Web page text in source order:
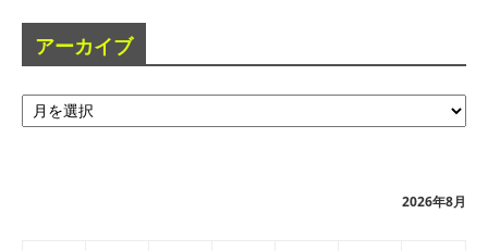
アーカイブ
ア
ー
2026年8月